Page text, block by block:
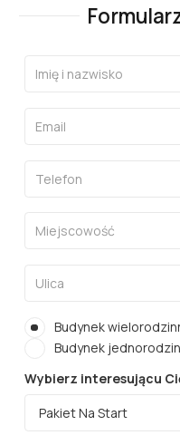
Budynek
Budynek
Wybierz interesującu